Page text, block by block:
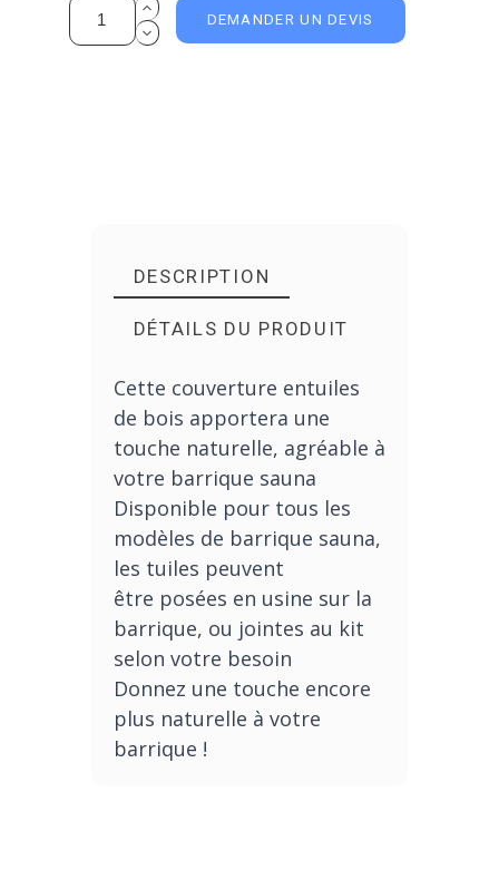
DEMANDER UN DEVIS
DESCRIPTION
DÉTAILS DU PRODUIT
Cette couverture entuiles
de bois apportera une
touche naturelle, agréable à
votre barrique sauna
Disponible pour tous les
modèles de barrique sauna,
les tuiles peuvent
être posées en usine sur la
barrique, ou jointes au kit
selon votre besoin
Donnez une touche encore
plus naturelle à votre
barrique !